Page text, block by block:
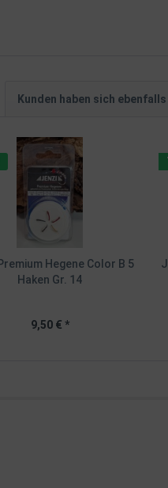
Kunden haben sich
Hegene Color B 5
Haken Gr. 14
9,50 € *